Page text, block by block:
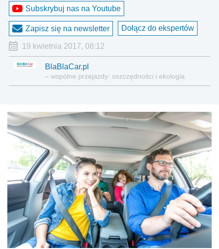
Subskrybuj nas na Youtube
Zapisz się na newsletter Dołącz do ekspertów
19 kwietnia 2017, 08:12
BlaBlaCar.pl
– wspólne przejazdy: oszczędności i ekologia